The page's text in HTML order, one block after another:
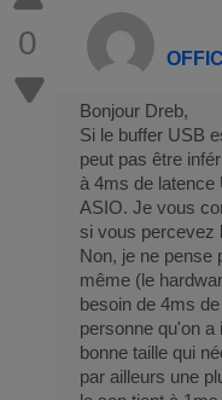
0
Bonjour Dreb,
Si le buffer USB
peut pas être
à 4ms de latence
ASIO. Je vous
si vous percevez
Non, je ne pense
même (le
besoin de 4ms
personne qu'on a
bonne taille qui
par ailleurs une